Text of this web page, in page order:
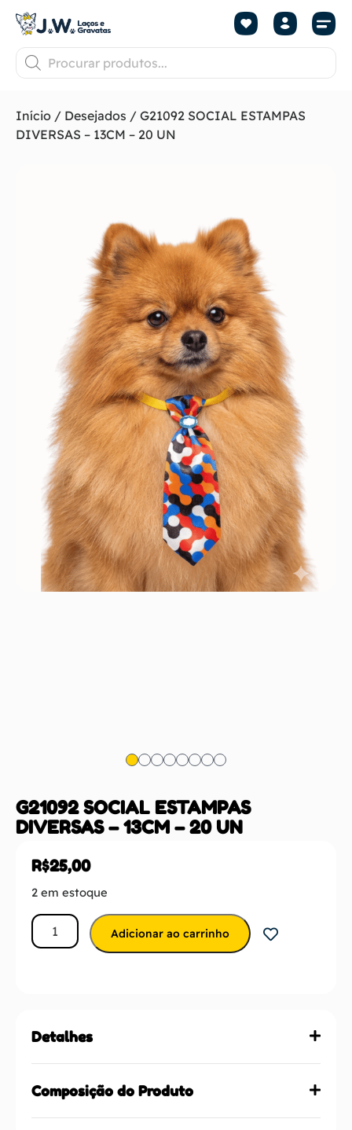
Início / Desejados / G21092 SOCIAL ESTAMPAS
DIVERSAS – 13CM – 20 UN
G21092 SOCIAL ESTAMPAS
DIVERSAS – 13CM – 20 UN
R$25,00
2 em estoque
Adicionar ao carrinho
Detalhes
Composição do Produto